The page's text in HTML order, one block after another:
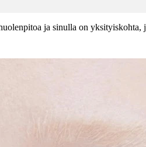
ja sinulla on yksityiskohta,